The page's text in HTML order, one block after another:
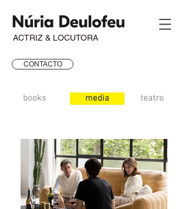
ACTRIZ & LOCUTORA
CONTACTO
books media teatro